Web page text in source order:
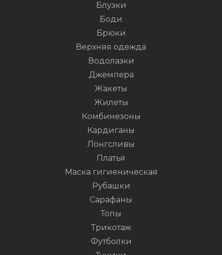
Блузки
Боди
Брюки
Верхняя одежда
Водолазки
Джемпера
Жакеты
Жилеты
Комбинезоны
Кардиганы
Лонгсливы
Платья
Маска гигиеническая
Рубашки
Сарафаны
Топы
Трикотаж
Футболки